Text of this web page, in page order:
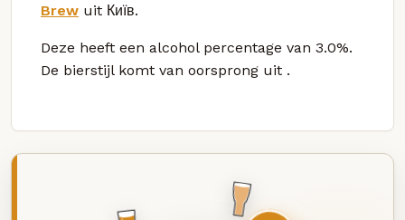
Brew uit Київ.
Deze heeft een alcohol percentage van 3.0%.
De bierstijl komt van oorsprong uit .